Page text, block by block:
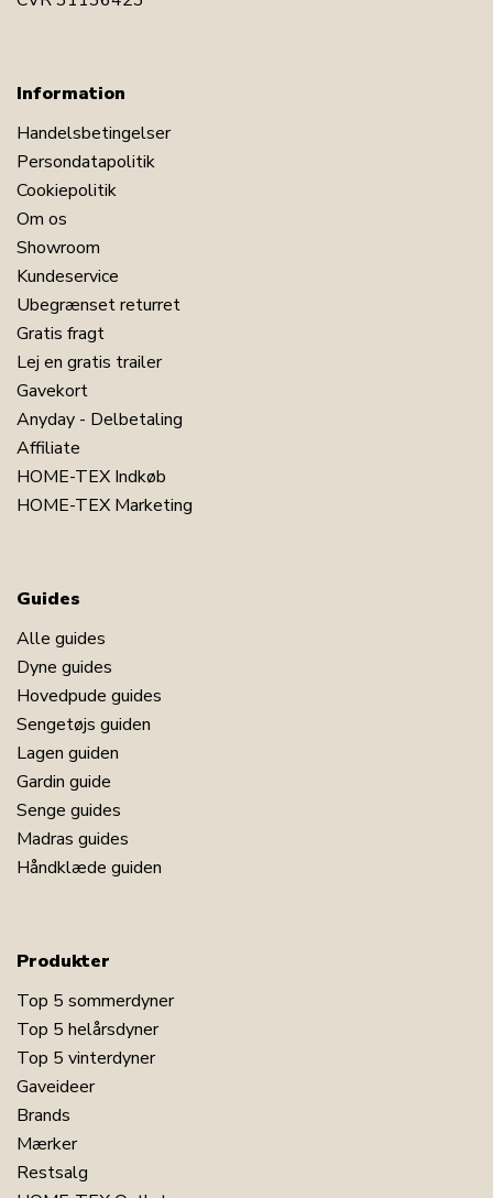
Information
Handelsbetingelser
Persondatapolitik
Cookiepolitik
Om os
Showroom
Kundeservice
Ubegrænset returret
Gratis fragt
Lej en gratis trailer
Gavekort
Anyday - Delbetaling
Affiliate
HOME-TEX Indkøb
HOME-TEX Marketing
Guides
Alle guides
Dyne guides
Hovedpude guides
Sengetøjs guiden
Lagen guiden
Gardin guide
Senge guides
Madras guides
Håndklæde guiden
Produkter
Top 5 sommerdyner
Top 5 helårsdyner
Top 5 vinterdyner
Gaveideer
Brands
Mærker
Restsalg